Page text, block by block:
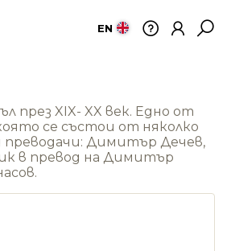
EN
през XIX- XX век. Едно от
се състои от няколко
преводачи: Димитър Дечев,
в превод на Димитър